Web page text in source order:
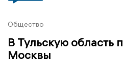
Общество
В Тульскую область
Москвы